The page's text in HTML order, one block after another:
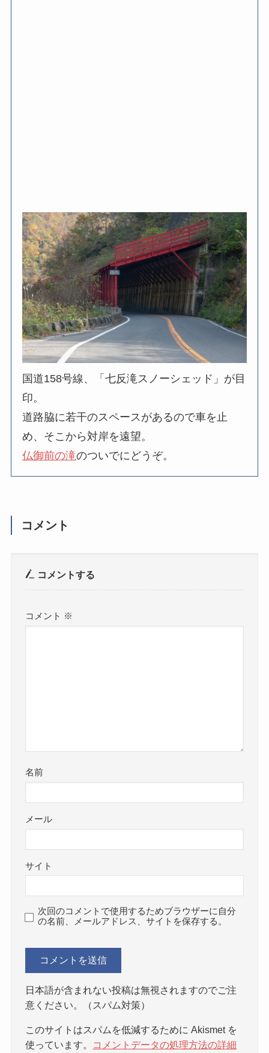
国道158号線、「七反滝スノーシェッド」が目
印。
道路脇に若干のスペースがあるので車を止
め、そこから対岸を遠望。
仏御前の滝のついでにどうぞ。
コメント
コメントする
コメント ※
名前
メール
サイト
次回のコメントで使用するためブラウザーに自分
の名前、メールアドレス、サイトを保存する。
日本語が含まれない投稿は無視されますのでご注
意ください。（スパム対策）
このサイトはスパムを低減するために Akismet を
使っています。
コメントデータの処理方法の詳細